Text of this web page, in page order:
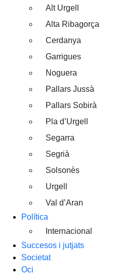
Alt Urgell
Alta Ribagorça
Cerdanya
Garrigues
Noguera
Pallars Jussà
Pallars Sobirà
Pla d’Urgell
Segarra
Segrià
Solsonès
Urgell
Val d’Aran
Política
Internacional
Succesos i jutjats
Societat
Oci